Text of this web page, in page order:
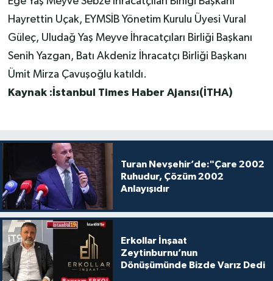
Hayrettin Uçak, EYMSİB Yönetim Kurulu Üyesi Vural
Güleç, Uludağ Yaş Meyve İhracatçıları Birliği Başkanı
Senih Yazgan, Batı Akdeniz İhracatçı Birliği Başkanı
Ümit Mirza Çavuşoğlu katıldı.
Kaynak :İstanbul Times Haber Ajansı(İTHA)
Turan Nevşehir’de:"Çare 2002
Ruhudur, Çözüm 2002
Anlayışıdır
Erkollar İnşaat
Zeytinburnu’nun
Dönüşümünde Bizde Varız Dedi